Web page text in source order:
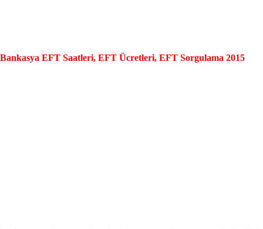
Bankasya EFT Saatleri, EFT Ücretleri, EFT Sorgulama 2015